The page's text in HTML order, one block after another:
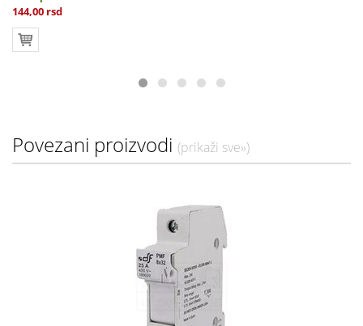
144,00 rsd
Povezani proizvodi (prikaži sve»)